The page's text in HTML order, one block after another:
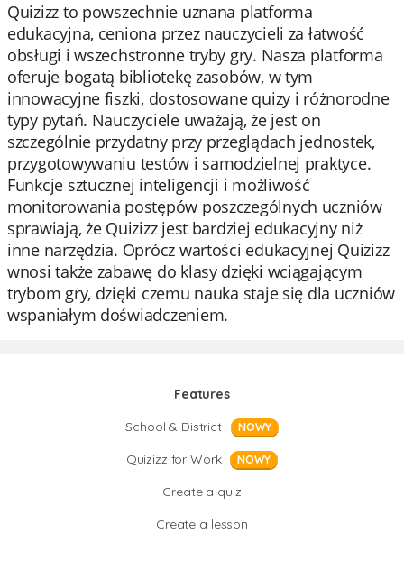
Quizizz to powszechnie uznana platforma
edukacyjna, ceniona przez nauczycieli za łatwość
obsługi i wszechstronne tryby gry. Nasza platforma
oferuje bogatą bibliotekę zasobów, w tym
innowacyjne fiszki, dostosowane quizy i różnorodne
typy pytań. Nauczyciele uważają, że jest on
szczególnie przydatny przy przeglądach jednostek,
przygotowywaniu testów i samodzielnej praktyce.
Funkcje sztucznej inteligencji i możliwość
monitorowania postępów poszczególnych uczniów
sprawiają, że Quizizz jest bardziej edukacyjny niż
inne narzędzia. Oprócz wartości edukacyjnej Quizizz
wnosi także zabawę do klasy dzięki wciągającym
trybom gry, dzięki czemu nauka staje się dla uczniów
wspaniałym doświadczeniem.
Features
School & District
NOWY
Quizizz for Work NOWY
Create a quiz
Create a lesson